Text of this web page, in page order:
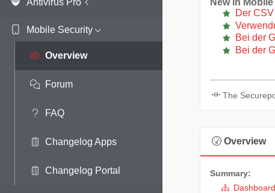
Mobile Security
Forum
FAQ
Changelog Apps
Changelog Portal
New in
Der
Bei der
Bei der
The
Overview
Summary:
Dashboard